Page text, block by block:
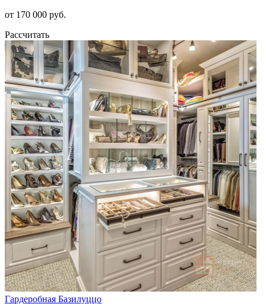
от 170 000 руб.
Рассчитать
Гардеробная Базилуццо